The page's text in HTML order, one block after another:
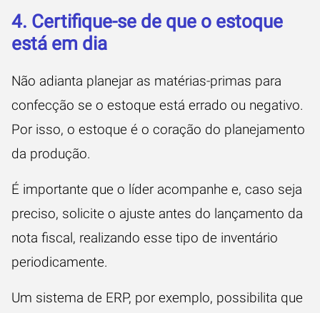
4. Certifique-se de que o estoque
está em dia
Não adianta planejar as matérias-primas para
confecção se o estoque está errado ou negativo.
Por isso, o estoque é o coração do planejamento
da produção.
É importante que o líder acompanhe e, caso seja
preciso, solicite o ajuste antes do lançamento da
nota fiscal, realizando esse tipo de inventário
periodicamente.
Um sistema de ERP, por exemplo, possibilita que